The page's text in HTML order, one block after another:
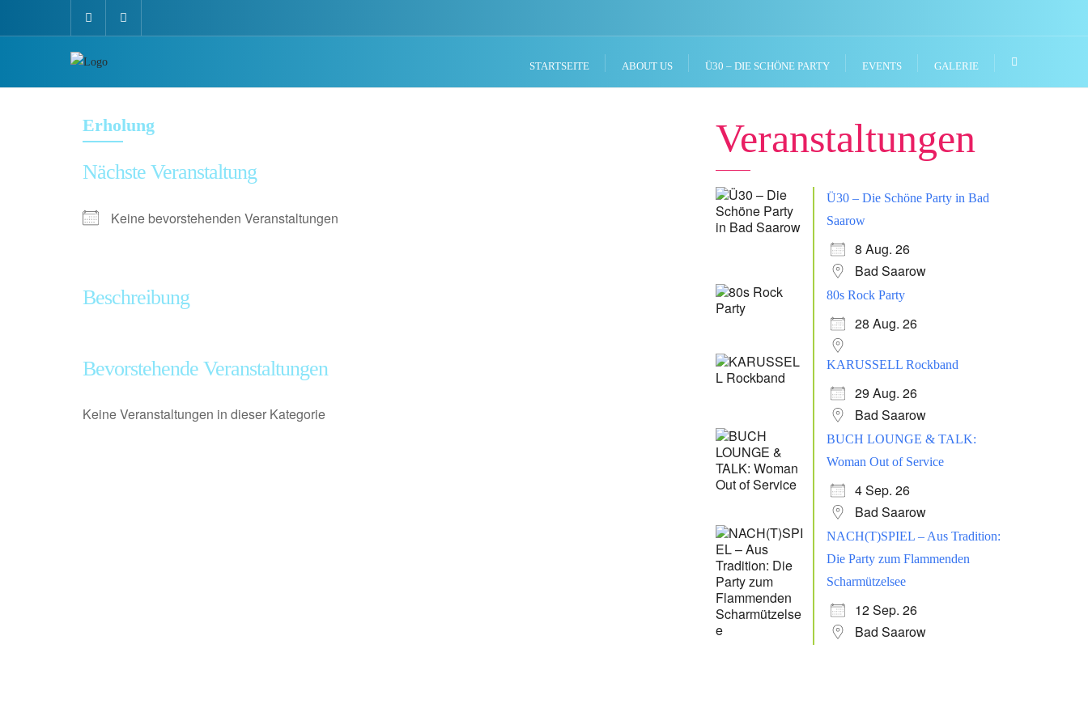
STARTSEITE ABOUT US Ü30 – DIE SCHÖNE PARTY EVENTS GALERIE
Erholung
Nächste Veranstaltung
Keine bevorstehenden Veranstaltungen
Beschreibung
Bevorstehende Veranstaltungen
Keine Veranstaltungen in dieser Kategorie
Veranstaltungen
Ü30 – Die Schöne Party in Bad
Saarow
8 Aug. 26
Bad Saarow
80s Rock Party
28 Aug. 26
KARUSSELL Rockband
29 Aug. 26
Bad Saarow
BUCH LOUNGE & TALK:
Woman Out of Service
4 Sep. 26
Bad Saarow
NACH(T)SPIEL – Aus Tradition:
Die Party zum Flammenden
Scharmützelsee
12 Sep. 26
Bad Saarow